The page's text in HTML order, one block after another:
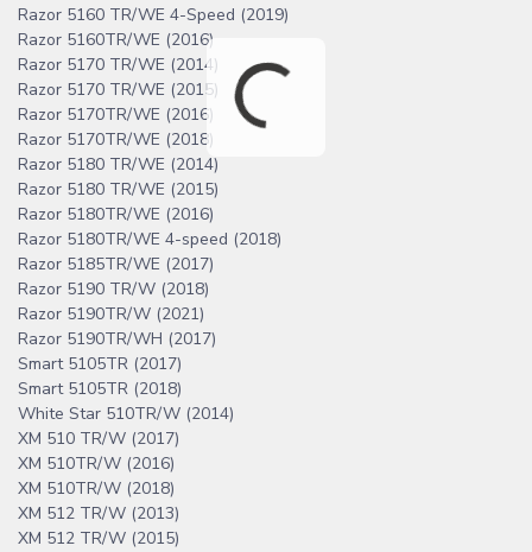
Razor 5160 TR/WE 4-Speed (2019)
Razor 5160TR/WE (2016)
Razor 5170 TR/WE (2014)
Razor 5170 TR/WE (2015)
Razor 5170TR/WE (2016)
Razor 5170TR/WE (2018)
Razor 5180 TR/WE (2014)
Razor 5180 TR/WE (2015)
Razor 5180TR/WE (2016)
Razor 5180TR/WE 4-speed (2018)
Razor 5185TR/WE (2017)
Razor 5190 TR/W (2018)
Razor 5190TR/W (2021)
Razor 5190TR/WH (2017)
Smart 5105TR (2017)
Smart 5105TR (2018)
White Star 510TR/W (2014)
XM 510 TR/W (2017)
XM 510TR/W (2016)
XM 510TR/W (2018)
XM 512 TR/W (2013)
XM 512 TR/W (2015)